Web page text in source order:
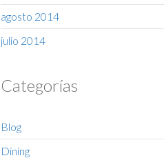
agosto 2014
julio 2014
Categorías
Blog
Dining